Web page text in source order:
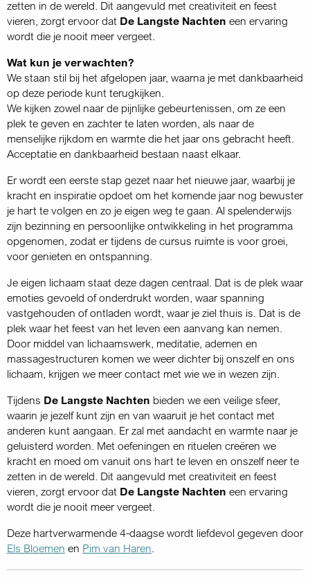
zetten in de wereld. Dit aangevuld met creativiteit en feest
vieren, zorgt ervoor dat De Langste Nachten een ervaring
wordt die je nooit meer vergeet.
Wat kun je verwachten?
We staan stil bij het afgelopen jaar, waarna je met dankbaarheid
op deze periode kunt terugkijken.
We kijken zowel naar de pijnlijke gebeurtenissen, om ze een
plek te geven en zachter te laten worden, als naar de
menselijke rijkdom en warmte die het jaar ons gebracht heeft.
Acceptatie en dankbaarheid bestaan naast elkaar.
Er wordt een eerste stap gezet naar het nieuwe jaar, waarbij je
kracht en inspiratie opdoet om het komende jaar nog bewuster
je hart te volgen en zo je eigen weg te gaan. Al spelenderwijs
zijn bezinning en persoonlijke ontwikkeling in het programma
opgenomen, zodat er tijdens de cursus ruimte is voor groei,
voor genieten en ontspanning.
Je eigen lichaam staat deze dagen centraal. Dat is de plek waar
emoties gevoeld of onderdrukt worden, waar spanning
vastgehouden of ontladen wordt, waar je ziel thuis is. Dat is de
plek waar het feest van het leven een aanvang kan nemen.
Door middel van lichaamswerk, meditatie, ademen en
massagestructuren komen we weer dichter bij onszelf en ons
lichaam, krijgen we meer contact met wie we in wezen zijn.
Tijdens De Langste Nachten bieden we een veilige sfeer,
waarin je jezelf kunt zijn en van waaruit je het contact met
anderen kunt aangaan. Er zal met aandacht en warmte naar je
geluisterd worden. Met oefeningen en rituelen creëren we
kracht en moed om vanuit ons hart te leven en onszelf neer te
zetten in de wereld. Dit aangevuld met creativiteit en feest
vieren, zorgt ervoor dat De Langste Nachten een ervaring
wordt die je nooit meer vergeet.
Deze hartverwarmende 4-daagse wordt liefdevol gegeven door
Els Bloemen en Pim van Haren.